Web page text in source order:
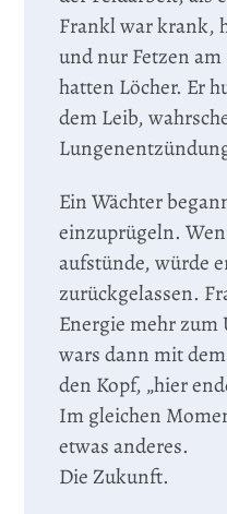
Frankl war krank,
und nur Fetzen am
hatten Löcher. Er
dem Leib,
Ein Wächter
einzuprügeln.
aufstünde, würde
zurückgelassen.
Energie mehr zum
wars dann mit
den Kopf, „hier
Im gleichen
etwas anderes.
Die Zukunft.